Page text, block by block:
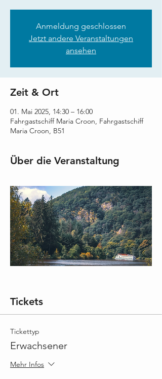
Anmeldung geschlossen
Jetzt andere Veranstaltungen
ansehen
Zeit & Ort
01. Mai 2025, 14:30 – 16:00
Fahrgastschiff Maria Croon, Fahrgastschiff
Maria Croon, B51
Über die Veranstaltung
Tickets
Tickettyp
Erwachsener
Mehr Infos